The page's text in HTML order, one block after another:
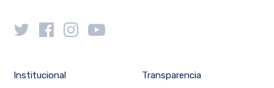
Institucional Transparencia